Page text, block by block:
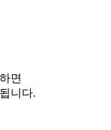
면
니다.